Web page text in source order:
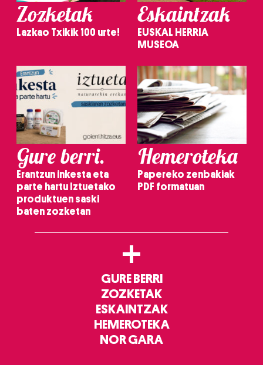
Zozketak
Lazkao Txikik 100 urte!
Eskaintzak
EUSKAL HERRIA
MUSEOA
Gure berri.
Erantzun inkesta eta
parte hartu Iztuetako
produktuen saski
baten zozketan
Hemeroteka
Papereko zenbakiak
PDF formatuan
+
GURE BERRI
ZOZKETAK
ESKAINTZAK
HEMEROTEKA
NOR GARA